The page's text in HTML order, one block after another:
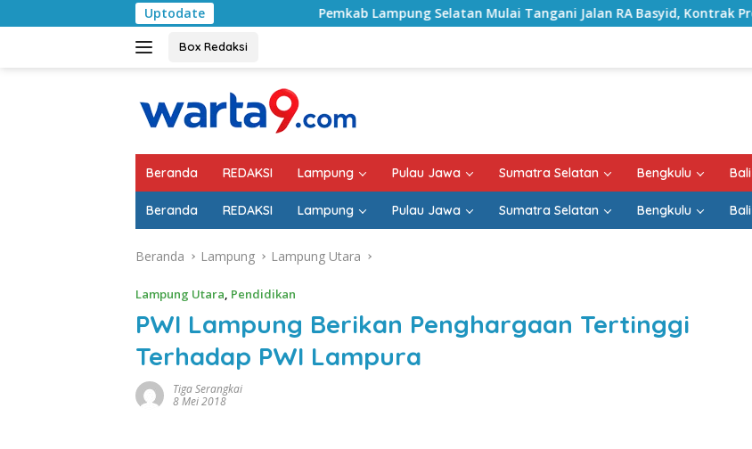
ke
UptodatePemkab Lampung Selatan Mulai Tangani Jalan RA Basyid, Kontrak Proyek Sudah Rampung
Box Redaksi
Beranda REDAKSI Lampung Pulau Jawa Sumatra Selatan Bengkulu Bali
Beranda REDAKSI Lampung Pulau Jawa Sumatra Selatan Bengkulu Bali
Beranda Lampung Lampung Utara
Lampung Utara, Pendidikan
PWI Lampung Berikan Penghargaan Tertinggi
Terhadap PWI Lampura
Tiga Serangkai
8 Mei 2018